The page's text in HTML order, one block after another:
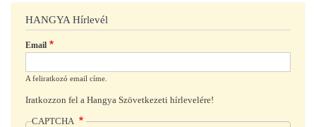
HANGYA Hírlevél
Email
A feliratkozó email címe.
Iratkozzon fel a Hangya Szövetkezeti hírlevelére!
CAPTCHA